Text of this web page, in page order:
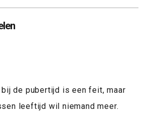
de pubertijd is een feit, maar
leeftijd wil niemand meer.